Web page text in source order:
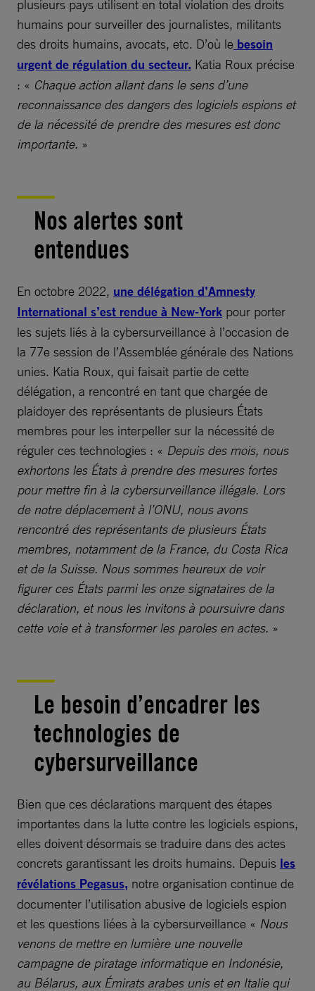
plusieurs pays utilisent en total violation des droits
humains pour surveiller des journalistes, militants
des droits humains, avocats, etc. D’où le besoin
urgent de régulation du secteur. Katia Roux précise
: « Chaque action allant dans le sens d’une
reconnaissance des dangers des logiciels espions et
de la nécessité de prendre des mesures est donc
importante. »
Nos alertes sont
entendues
En octobre 2022, une délégation d’Amnesty
International s’est rendue à New-York pour porter
les sujets liés à la cybersurveillance à l’occasion de
la 77e session de l’Assemblée générale des Nations
unies. Katia Roux, qui faisait partie de cette
délégation, a rencontré en tant que chargée de
plaidoyer des représentants de plusieurs États
membres pour les interpeller sur la nécessité de
réguler ces technologies : « Depuis des mois, nous
exhortons les États à prendre des mesures fortes
pour mettre fin à la cybersurveillance illégale. Lors
de notre déplacement à l’ONU, nous avons
rencontré des représentants de plusieurs États
membres, notamment de la France, du Costa Rica
et de la Suisse. Nous sommes heureux de voir
figurer ces États parmi les onze signataires de la
déclaration, et nous les invitons à poursuivre dans
cette voie et à transformer les paroles en actes. »
Le besoin d’encadrer les
technologies de
cybersurveillance
Bien que ces déclarations marquent des étapes
importantes dans la lutte contre les logiciels espions,
elles doivent désormais se traduire dans des actes
concrets garantissant les droits humains. Depuis les
révélations Pegasus, notre organisation continue de
documenter l’utilisation abusive de logiciels espion
et les questions liées à la cybersurveillance « Nous
venons de mettre en lumière une nouvelle
campagne de piratage informatique en Indonésie,
au Bélarus, aux Émirats arabes unis et en Italie qui